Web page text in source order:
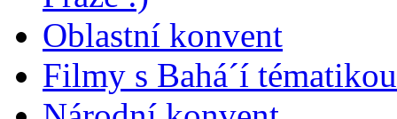
Oblastní konvent
Filmy s Bahá´í